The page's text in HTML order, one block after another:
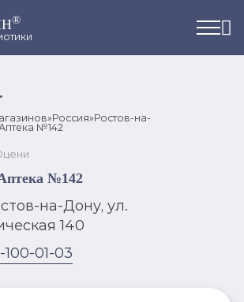
®
»Россия»Ростов-на-
№142
№142
на-Дону, ул.
140
01-03